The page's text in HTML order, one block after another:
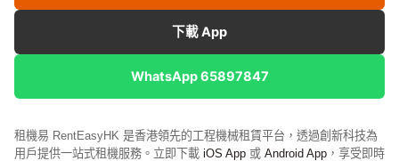
下載 App
WhatsApp 65897847
租機易 RentEasyHK 是香港領先的工程機械租賃平台，透過創新科技為
用戶提供一站式租機服務。立即下載 iOS App 或 Android App ，享受即時